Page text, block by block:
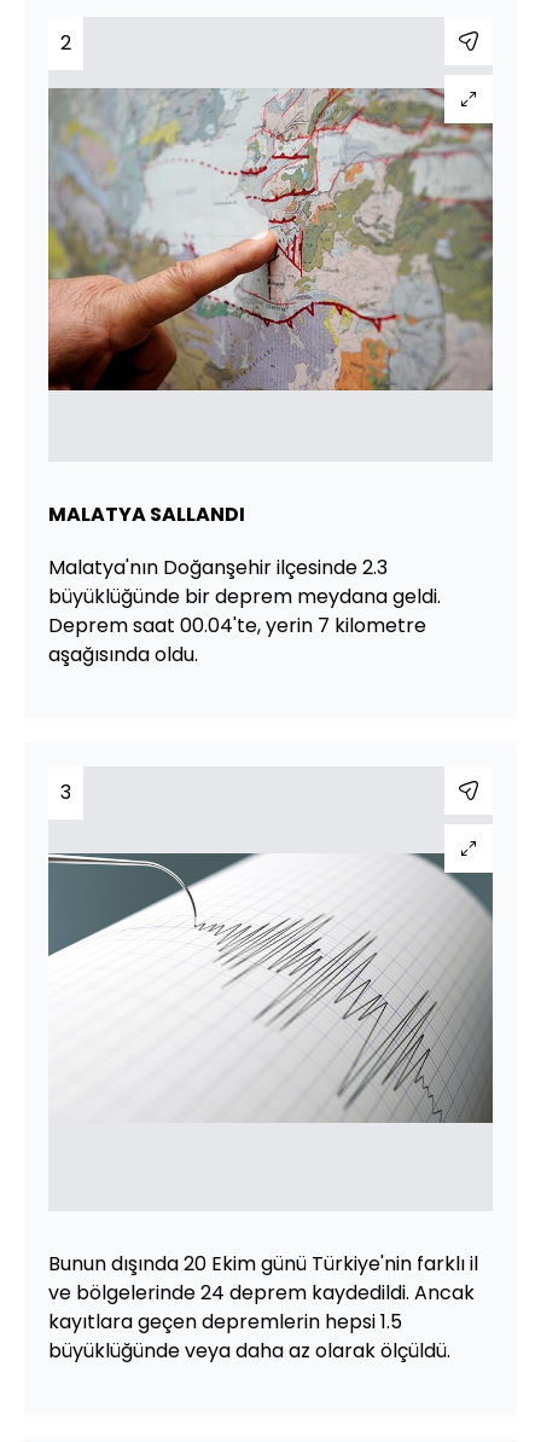
2
MALATYA SALLANDI
Malatya'nın Doğanşehir ilçesinde 2.3
büyüklüğünde bir deprem meydana geldi.
Deprem saat 00.04'te, yerin 7 kilometre
aşağısında oldu.
3
Bunun dışında 20 Ekim günü Türkiye'nin farklı il
ve bölgelerinde 24 deprem kaydedildi. Ancak
kayıtlara geçen depremlerin hepsi 1.5
büyüklüğünde veya daha az olarak ölçüldü.